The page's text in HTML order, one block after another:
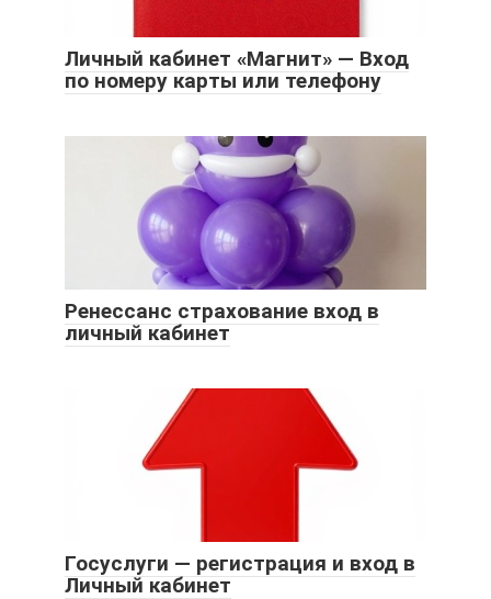
Личный кабинет «Магнит» — Вход
по номеру карты или телефону
Ренессанс страхование вход в
личный кабинет
Госуслуги — регистрация и вход в
Личный кабинет